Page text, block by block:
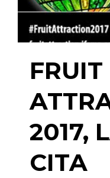
FRUIT
2017,
CITA